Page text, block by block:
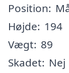
Position:
Højde: 194
Vægt: 89
Skadet: Nej